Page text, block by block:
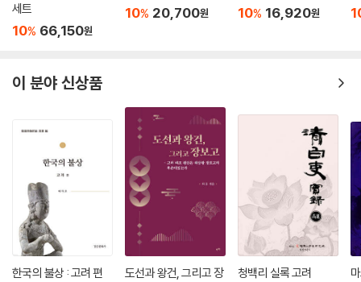
세트
10% 66,150원
10% 20,700원 10% 16,920원
이 분야 신상품
한국의 불상 : 고려 편
도선과 왕건, 그리고 장
청백리 실록 고려